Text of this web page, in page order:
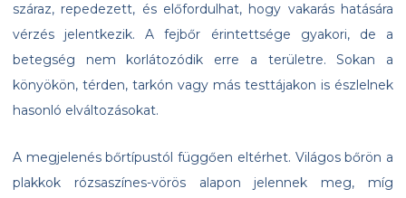
száraz, repedezett, és előfordulhat, hogy vakarás hatására
vérzés jelentkezik. A fejbőr érintettsége gyakori, de a
betegség nem korlátozódik erre a területre. Sokan a
könyökön, térden, tarkón vagy más testtájakon is észlelnek
hasonló elváltozásokat.
A megjelenés bőrtípustól függően eltérhet. Világos bőrön a
plakkok rózsaszínes-vörös alapon jelennek meg, míg